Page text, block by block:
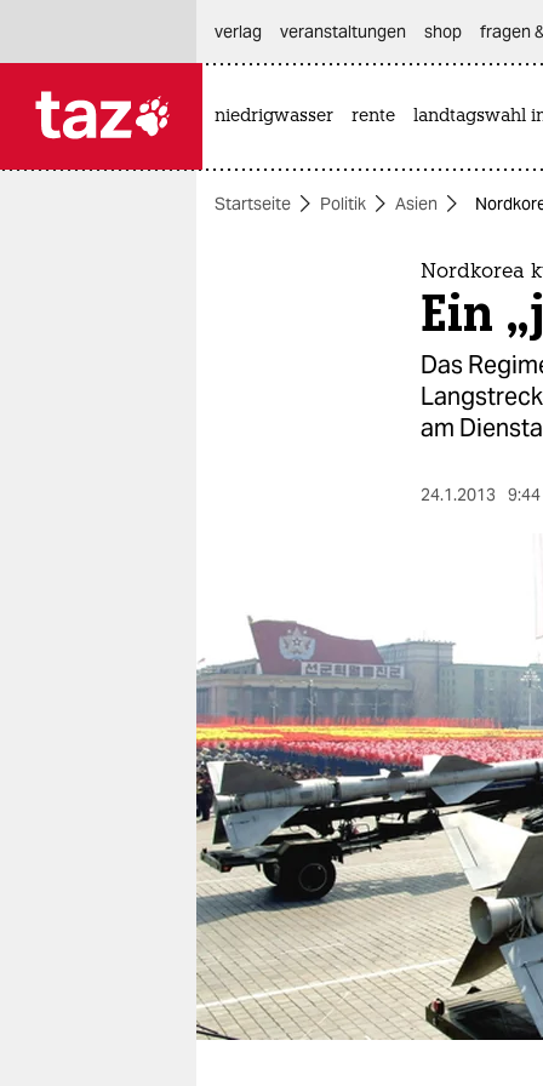
themen
wahrheit
verlag
verlag
veranstaltungen
shop
fragen & hilfe
unterstützen
abo
genossenschaft
verlag
veranstaltungen shop fragen
niedrigwasser rente landtagswahl
Startseite Politik Asien
Nordkorea
Ein
Das
am
24.1.2013